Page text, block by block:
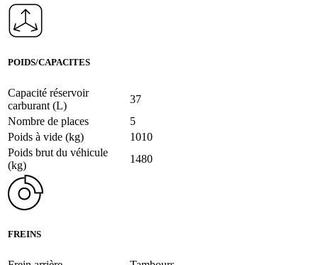
POIDS/CAPACITES
Capacité réservoir
carburant (L)
37
Nombre de places
5
Poids à vide (kg)
1010
Poids brut du véhicule
(kg)
1480
FREINS